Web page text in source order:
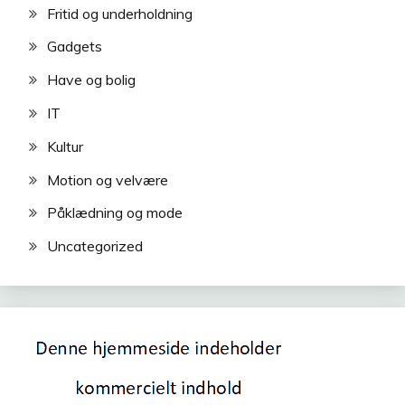
Fritid og underholdning
Gadgets
Have og bolig
IT
Kultur
Motion og velvære
Påklædning og mode
Uncategorized